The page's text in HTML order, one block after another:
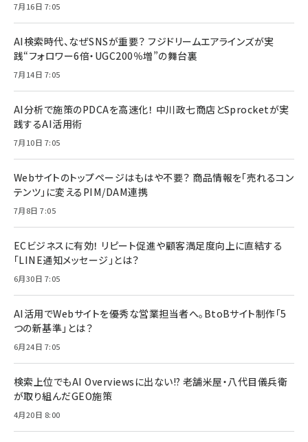
7月16日 7:05
AI検索時代、なぜSNSが重要？ フジドリームエアラインズが実
践“フォロワー6倍・UGC200％増”の舞台裏
7月14日 7:05
AI分析で施策のPDCAを高速化！ 中川政七商店とSprocketが実
践するAI活用術
7月10日 7:05
Webサイトのトップページはもはや不要？ 商品情報を「売れるコン
テンツ」に変えるPIM/DAM連携
7月8日 7:05
ECビジネスに有効！ リピート促進や顧客満足度向上に直結する
「LINE通知メッセージ」とは？
6月30日 7:05
AI活用でWebサイトを優秀な営業担当者へ。BtoBサイト制作「5
つの新基準」とは？
6月24日 7:05
検索上位でもAI Overviewsに出ない!? 老舗米屋・八代目儀兵衛
が取り組んだGEO施策
4月20日 8:00